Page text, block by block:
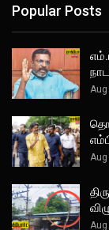
Popular Posts
Aug
Aug